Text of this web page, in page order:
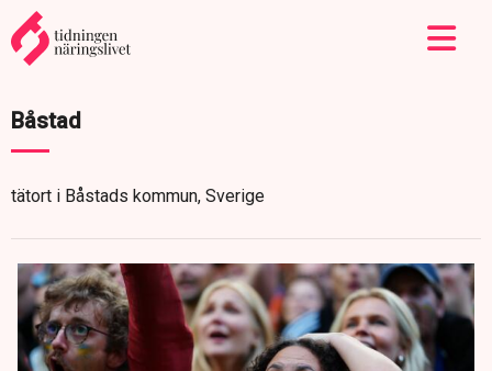
Båstad
tätort i Båstads kommun, Sverige